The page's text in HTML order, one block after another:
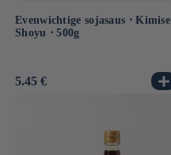
Evenwichtige sojasaus ⋅ Kimise
Shoyu ⋅ 500g
Normale
5.45 €